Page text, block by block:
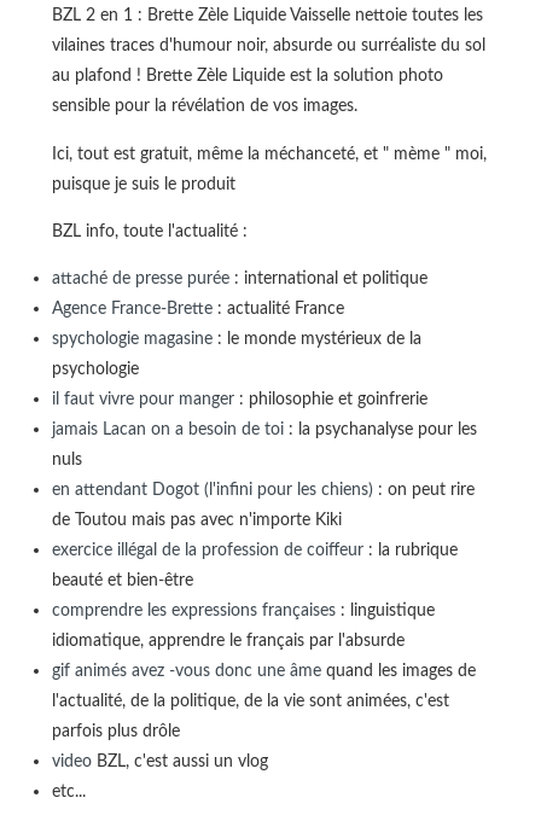
BZL 2 en 1 : Brette Zèle Liquide Vaisselle nettoie toutes les
vilaines traces d'humour noir, absurde ou surréaliste du sol
au plafond ! Brette Zèle Liquide est la solution photo
sensible pour la révélation de vos images.
Ici, tout est gratuit, même la méchanceté, et " mème " moi,
puisque je suis le produit
BZL info, toute l'actualité :
attaché de presse purée: international et politique
Agence France-Brette: actualité France
spychologie magasine: le monde mystérieux de la
psychologie
il faut vivre pour manger: philosophie et goinfrerie
jamais Lacan on a besoin de toi: la psychanalyse pour les
nuls
en attendant Dogot (l'infini pour les chiens): on peut rire
de Toutou mais pas avec n'importe Kiki
exercice illégal de la profession de coiffeur: la rubrique
beauté et bien-être
comprendre les expressions françaises: linguistique
idiomatique, apprendre le français par l'absurde
gif animés avez -vous donc une âmequand les images de
l'actualité, de la politique, de la vie sont animées, c'est
parfois plus drôle
videoBZL, c'est aussi un vlog
etc...